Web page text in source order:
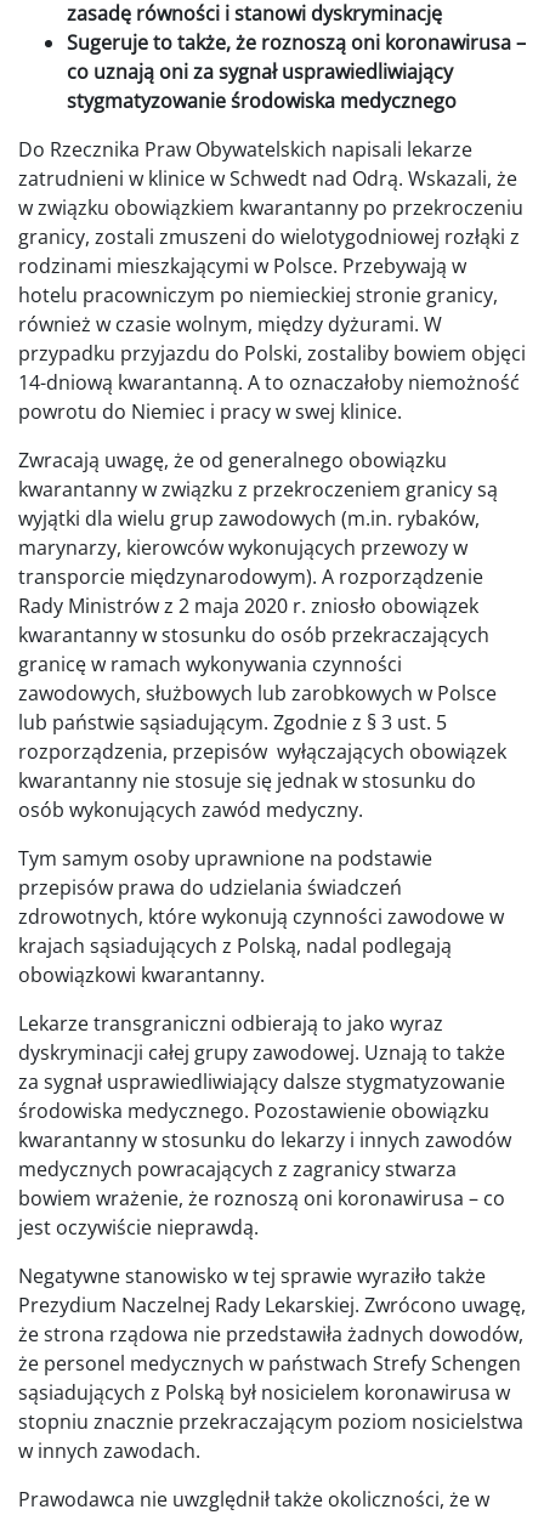
zasadę równości i stanowi dyskryminację
Sugeruje to także, że roznoszą oni koronawirusa –
co uznają oni za sygnał usprawiedliwiający
stygmatyzowanie środowiska medycznego
Do Rzecznika Praw Obywatelskich napisali lekarze
zatrudnieni w klinice w Schwedt nad Odrą. Wskazali, że
w związku obowiązkiem kwarantanny po przekroczeniu
granicy, zostali zmuszeni do wielotygodniowej rozłąki z
rodzinami mieszkającymi w Polsce. Przebywają w
hotelu pracowniczym po niemieckiej stronie granicy,
również w czasie wolnym, między dyżurami. W
przypadku przyjazdu do Polski, zostaliby bowiem objęci
14-dniową kwarantanną. A to oznaczałoby niemożność
powrotu do Niemiec i pracy w swej klinice.
Zwracają uwagę, że od generalnego obowiązku
kwarantanny w związku z przekroczeniem granicy są
wyjątki dla wielu grup zawodowych (m.in. rybaków,
marynarzy, kierowców wykonujących przewozy w
transporcie międzynarodowym). A rozporządzenie
Rady Ministrów z 2 maja 2020 r. zniosło obowiązek
kwarantanny w stosunku do osób przekraczających
granicę w ramach wykonywania czynności
zawodowych, służbowych lub zarobkowych w Polsce
lub państwie sąsiadującym. Zgodnie z § 3 ust. 5
rozporządzenia, przepisów wyłączających obowiązek
kwarantanny nie stosuje się jednak w stosunku do
osób wykonujących zawód medyczny.
Tym samym osoby uprawnione na podstawie
przepisów prawa do udzielania świadczeń
zdrowotnych, które wykonują czynności zawodowe w
krajach sąsiadujących z Polską, nadal podlegają
obowiązkowi kwarantanny.
Lekarze transgraniczni odbierają to jako wyraz
dyskryminacji całej grupy zawodowej. Uznają to także
za sygnał usprawiedliwiający dalsze stygmatyzowanie
środowiska medycznego. Pozostawienie obowiązku
kwarantanny w stosunku do lekarzy i innych zawodów
medycznych powracających z zagranicy stwarza
bowiem wrażenie, że roznoszą oni koronawirusa – co
jest oczywiście nieprawdą.
Negatywne stanowisko w tej sprawie wyraziło także
Prezydium Naczelnej Rady Lekarskiej. Zwrócono uwagę,
że strona rządowa nie przedstawiła żadnych dowodów,
że personel medycznych w państwach Strefy Schengen
sąsiadujących z Polską był nosicielem koronawirusa w
stopniu znacznie przekraczającym poziom nosicielstwa
w innych zawodach.
Prawodawca nie uwzględnił także okoliczności, że w